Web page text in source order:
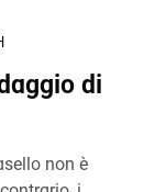
di
non è